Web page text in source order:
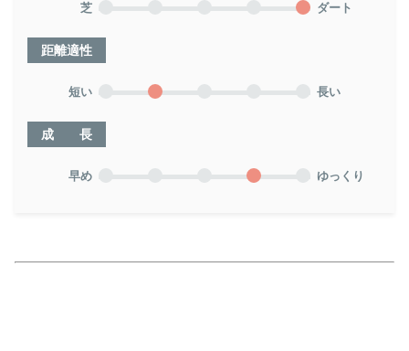
芝 ダート
距離適性
短い 長い
成 長
早め ゆっくり